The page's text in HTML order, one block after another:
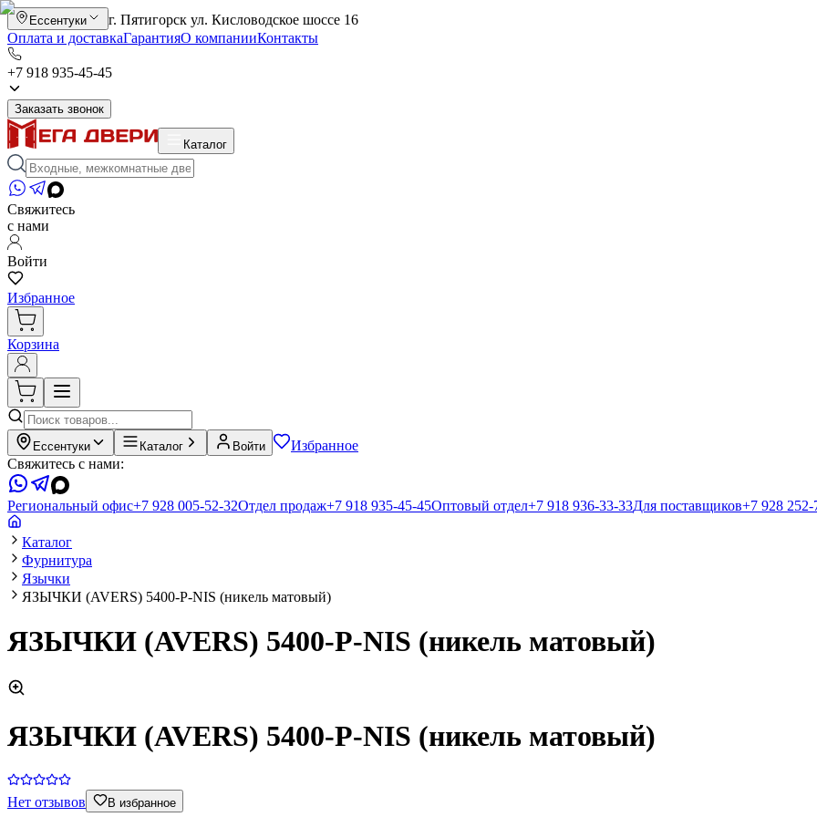
Ессентуки
г. Пятигорск ул. Кисловодское шоссе 16
Оплата и доставкаГарантияО компанииКонтакты
+7 918 935-45-45
Заказать звонок
Каталог
Свяжитесь
с нами
Войти
Избранное
Корзина
Ессентуки Каталог Войти
Избранное
Свяжитесь с нами:
Региональный офис+7 928 005-52-32Отдел продаж+7 918 935-45-45Оптовый отдел+7 918 936-33-33Для поставщиков+7 928 252-
Каталог
Фурнитура
Язычки
ЯЗЫЧКИ (AVERS) 5400-P-NIS (никель матовый)
ЯЗЫЧКИ (AVERS) 5400-P-NIS (никель матовый)
ЯЗЫЧКИ (AVERS) 5400-P-NIS (никель матовый)
Нет отзывов В избранное